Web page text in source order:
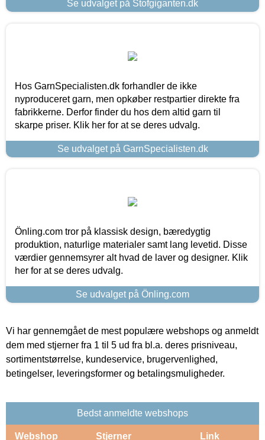
Se udvalget på Stofgiganten.dk
Hos GarnSpecialisten.dk forhandler de ikke
nyproduceret garn, men opkøber restpartier direkte fra
fabrikkerne. Derfor finder du hos dem altid garn til
skarpe priser. Klik her for at se deres udvalg.
Se udvalget på GarnSpecialisten.dk
Önling.com tror på klassisk design, bæredygtig
produktion, naturlige materialer samt lang levetid. Disse
værdier gennemsyrer alt hvad de laver og designer. Klik
her for at se deres udvalg.
Se udvalget på Önling.com
Vi har gennemgået de mest populære webshops og anmeldt
dem med stjerner fra 1 til 5 ud fra bl.a. deres prisniveau,
sortimentstørrelse, kundeservice, brugervenlighed,
betingelser, leveringsformer og betalingsmuligheder.
Bedst anmeldte webshops
Webshop Stjerner Link